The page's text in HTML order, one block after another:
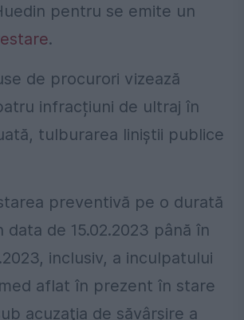
pentru se emite un
.
de procurori vizează
infracțiuni de ultraj în
tulburarea liniștii publice
preventivă pe o durată
data de 15.02.2023 până în
inclusiv, a inculpatului
aflat în prezent în stare
acuzaţia de săvârşire a